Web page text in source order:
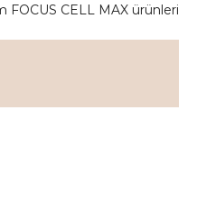
FOCUS CELL MAX ürünleri